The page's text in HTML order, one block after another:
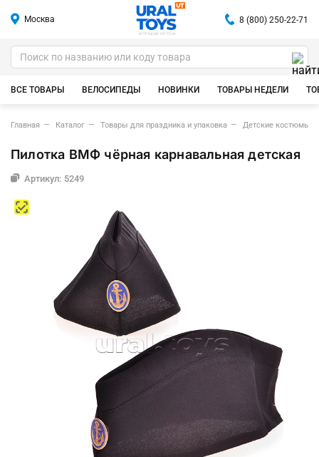
Москва
ИГРУШКИ ОПТОМ
8 (800) 250-22-71
ВСЕ ТОВАРЫ ВЕЛОСИПЕДЫ НОВИНКИ ТОВАРЫ НЕДЕЛИ
Главная Каталог Товары для праздника и упаковка Детские костюмы
Пилотка ВМФ чёрная карнавальная детская
Артикул: 5249